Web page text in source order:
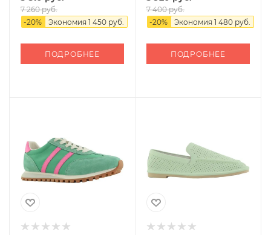
7 260 руб.
-20% Экономия 1 450 руб.
ПОДРОБНЕЕ
7 400 руб.
-20% Экономия 1 480 руб.
ПОДРОБНЕЕ